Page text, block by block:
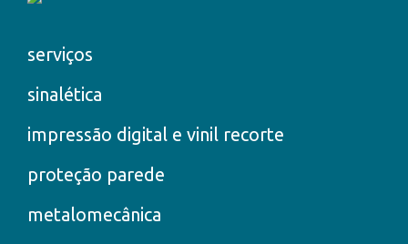
serviços
sinalética
impressão digital e vinil recorte
proteção parede
metalomecânica